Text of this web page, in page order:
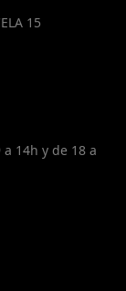
15
14h y de 18 a